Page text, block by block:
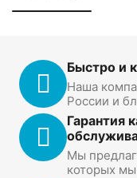
Быстро и
Наша
России и
Гарантия
Мы
которых